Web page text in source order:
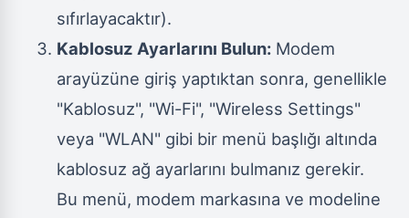
sıfırlayacaktır).
Kablosuz Ayarlarını Bulun: Modem
arayüzüne giriş yaptıktan sonra, genellikle
"Kablosuz", "Wi-Fi", "Wireless Settings"
veya "WLAN" gibi bir menü başlığı altında
kablosuz ağ ayarlarını bulmanız gerekir.
Bu menü, modem markasına ve modeline